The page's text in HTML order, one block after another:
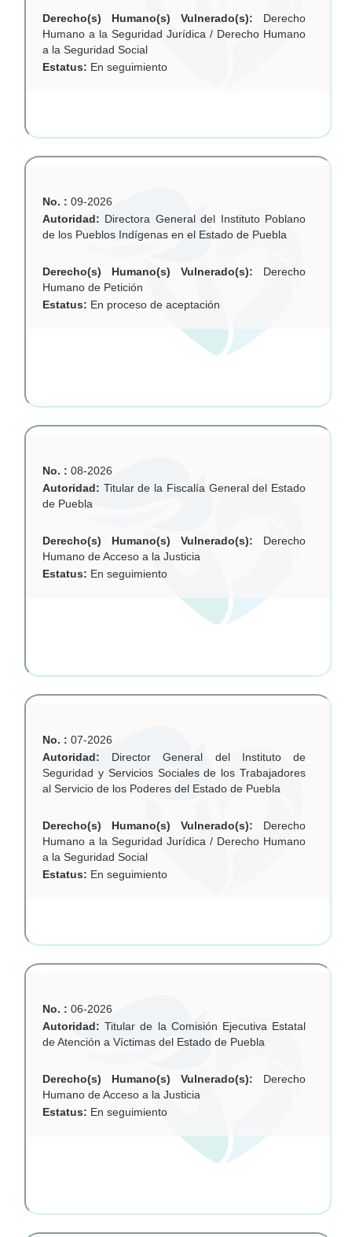
Derecho(s) Humano(s) Vulnerado(s): Derecho
Humano a la Seguridad Jurídica / Derecho Humano
a la Seguridad Social
Estatus: En seguimiento
No. : 09-2026
Autoridad: Directora General del Instituto Poblano
de los Pueblos Indígenas en el Estado de Puebla
Derecho(s) Humano(s) Vulnerado(s): Derecho
Humano de Petición
Estatus: En proceso de aceptación
No. : 08-2026
Autoridad: Titular de la Fiscalía General del Estado
de Puebla
Derecho(s) Humano(s) Vulnerado(s): Derecho
Humano de Acceso a la Justicia
Estatus: En seguimiento
No. : 07-2026
Autoridad: Director General del Instituto de
Seguridad y Servicios Sociales de los Trabajadores
al Servicio de los Poderes del Estado de Puebla
Derecho(s) Humano(s) Vulnerado(s): Derecho
Humano a la Seguridad Jurídica / Derecho Humano
a la Seguridad Social
Estatus: En seguimiento
No. : 06-2026
Autoridad:Titular de la Comisión Ejecutiva Estatal
de Atención a Víctimas del Estado de Puebla
Derecho(s) Humano(s) Vulnerado(s): Derecho
Humano de Acceso a la Justicia
Estatus: En seguimiento